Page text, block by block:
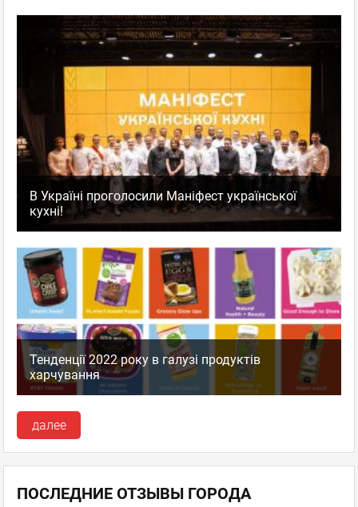
В Україні проголосили Маніфест української
кухні!
Тенденції 2022 року в галузі продуктів
харчування
далее
ПОСЛЕДНИЕ ОТЗЫВЫ ГОРОДА